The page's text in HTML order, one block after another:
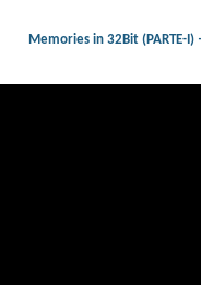
Memories in 32Bit (PARTE-I)